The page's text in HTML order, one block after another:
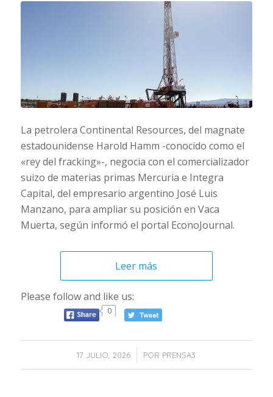
La petrolera Continental Resources, del magnate
estadounidense Harold Hamm -conocido como el
«rey del fracking»-, negocia con el comercializador
suizo de materias primas Mercuria e Integra
Capital, del empresario argentino José Luis
Manzano, para ampliar su posición en Vaca
Muerta, según informó el portal EconoJournal.
Leer más
Please follow and like us:
0
17 JULIO, 2026
/ POR PRENSA3